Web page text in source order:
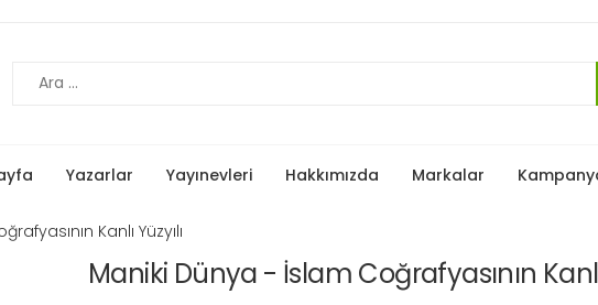
Yazarlar Yayınevleri Hakkımızda Markalar
Kanlı Yüzyılı
Maniki Dünya - İslam Coğrafyasının Kanlı